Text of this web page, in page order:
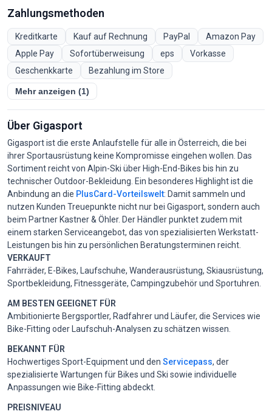
Zahlungsmethoden
Kreditkarte Kauf auf Rechnung PayPal
Amazon Pay
Apple Pay
Sofortüberweisung eps
Vorkasse
Geschenkkarte
Bezahlung im Store
Mehr anzeigen (1)
Über Gigasport
Gigasport ist die erste Anlaufstelle für alle in Österreich, die bei
ihrer Sportausrüstung keine Kompromisse eingehen wollen. Das
Sortiment reicht von Alpin-Ski über High-End-Bikes bis hin zu
technischer Outdoor-Bekleidung. Ein besonderes Highlight ist die
Anbindung an die PlusCard-Vorteilswelt: Damit sammeln und
nutzen Kunden Treuepunkte nicht nur bei Gigasport, sondern auch
beim Partner Kastner & Öhler. Der Händler punktet zudem mit
einem starken Serviceangebot, das von spezialisierten Werkstatt-
Leistungen bis hin zu persönlichen Beratungsterminen reicht.
VERKAUFT
Fahrräder, E-Bikes, Laufschuhe, Wanderausrüstung, Skiausrüstung,
Sportbekleidung, Fitnessgeräte, Campingzubehör und Sportuhren.
AM BESTEN GEEIGNET FÜR
Ambitionierte Bergsportler, Radfahrer und Läufer, die Services wie
Bike-Fitting oder Laufschuh-Analysen zu schätzen wissen.
BEKANNT FÜR
Hochwertiges Sport-Equipment und den Servicepass, der
spezialisierte Wartungen für Bikes und Ski sowie individuelle
Anpassungen wie Bike-Fitting abdeckt.
PREISNIVEAU